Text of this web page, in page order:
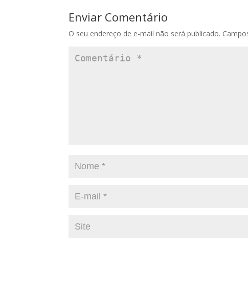
Enviar Comentário
O seu endereço de e-mail não será publicado.